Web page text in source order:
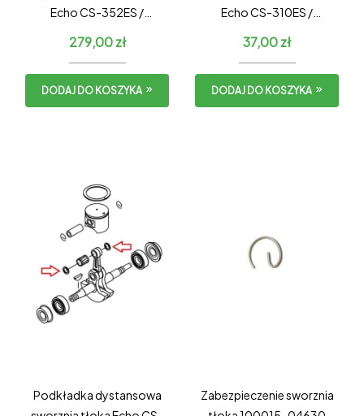
Echo CS-352ES /
279,00zł
DODAJ DO KOSZYKA
Echo CS-310ES /
37,00zł
DODAJ DO KOSZYKA
Podkładka dystansowa
Zabezpieczenie sworznia